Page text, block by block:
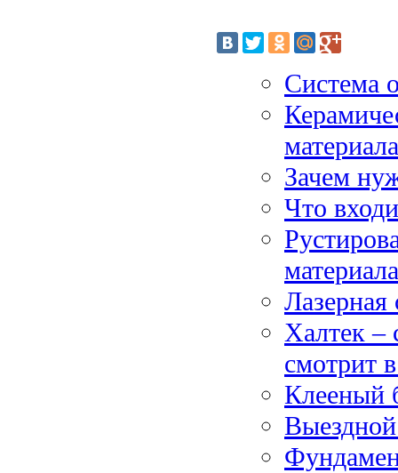
Система
материала
Зачем
Что
материала
Лазерная
Халтек –
смотрит
Клееный